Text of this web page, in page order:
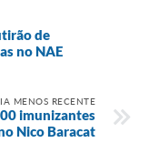
de
no NAE
MENOS RECENTE
imunizantes
Nico Baracat